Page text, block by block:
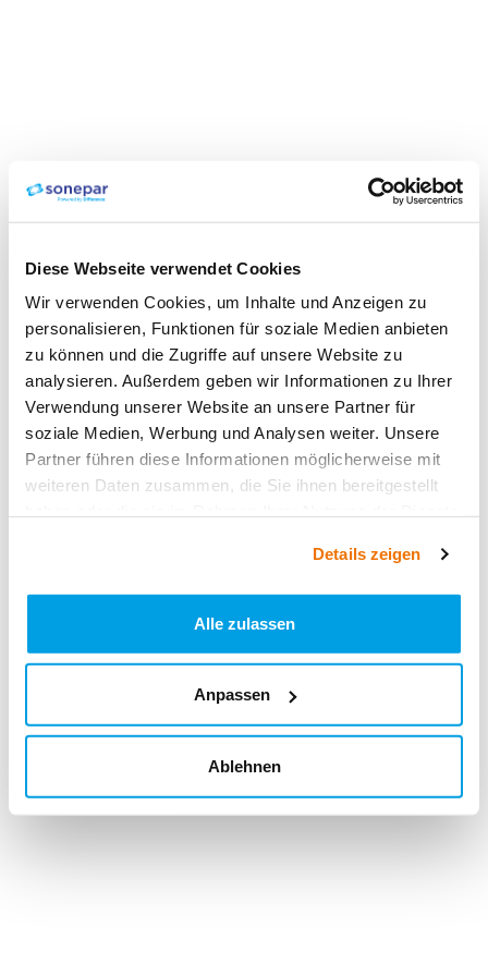
Diese Webseite verwendet Cookies
Wir verwenden Cookies, um Inhalte und Anzeigen zu
personalisieren, Funktionen für soziale Medien anbieten
zu können und die Zugriffe auf unsere Website zu
analysieren. Außerdem geben wir Informationen zu Ihrer
Verwendung unserer Website an unsere Partner für
soziale Medien, Werbung und Analysen weiter. Unsere
Partner führen diese Informationen möglicherweise mit
weiteren Daten zusammen, die Sie ihnen bereitgestellt
Details zeigen
Alle zulassen
Anpassen
Ablehnen